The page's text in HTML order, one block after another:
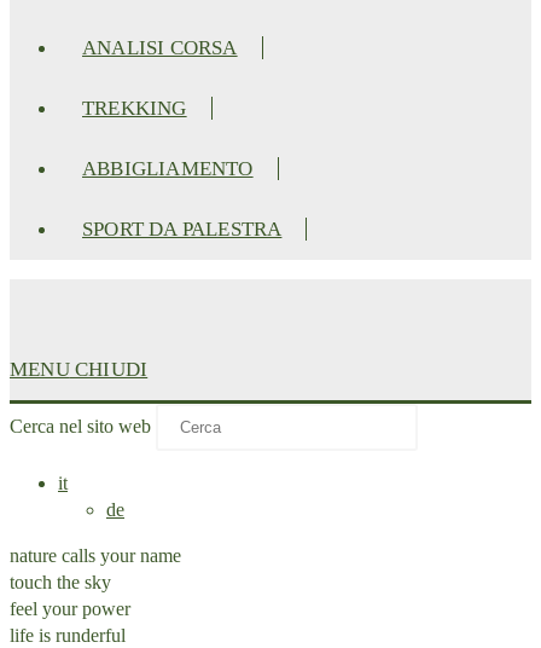
ANALISI CORSA
TREKKING
ABBIGLIAMENTO
SPORT DA PALESTRA
MENU CHIUDI
Cerca nel sito web
it
de
nature calls your name
touch the sky
feel your power
life is runderful